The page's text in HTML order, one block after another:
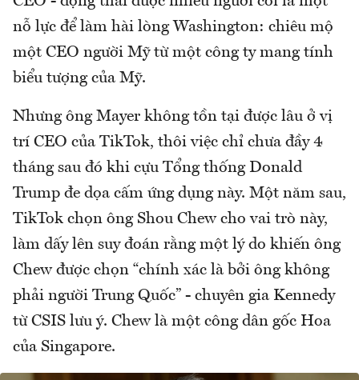
nỗ lực để làm hài lòng Washington: chiêu mộ
một CEO người Mỹ từ một công ty mang tính
biểu tượng của Mỹ.
Nhưng ông Mayer không tồn tại được lâu ở vị
trí CEO của TikTok, thôi việc chỉ chưa đầy 4
tháng sau đó khi cựu Tổng thống Donald
Trump đe dọa cấm ứng dụng này. Một năm sau,
TikTok chọn ông Shou Chew cho vai trò này,
làm dấy lên suy đoán rằng một lý do khiến ông
Chew được chọn “chính xác là bởi ông không
phải người Trung Quốc” - chuyên gia Kennedy
từ CSIS lưu ý. Chew là một công dân gốc Hoa
của Singapore.